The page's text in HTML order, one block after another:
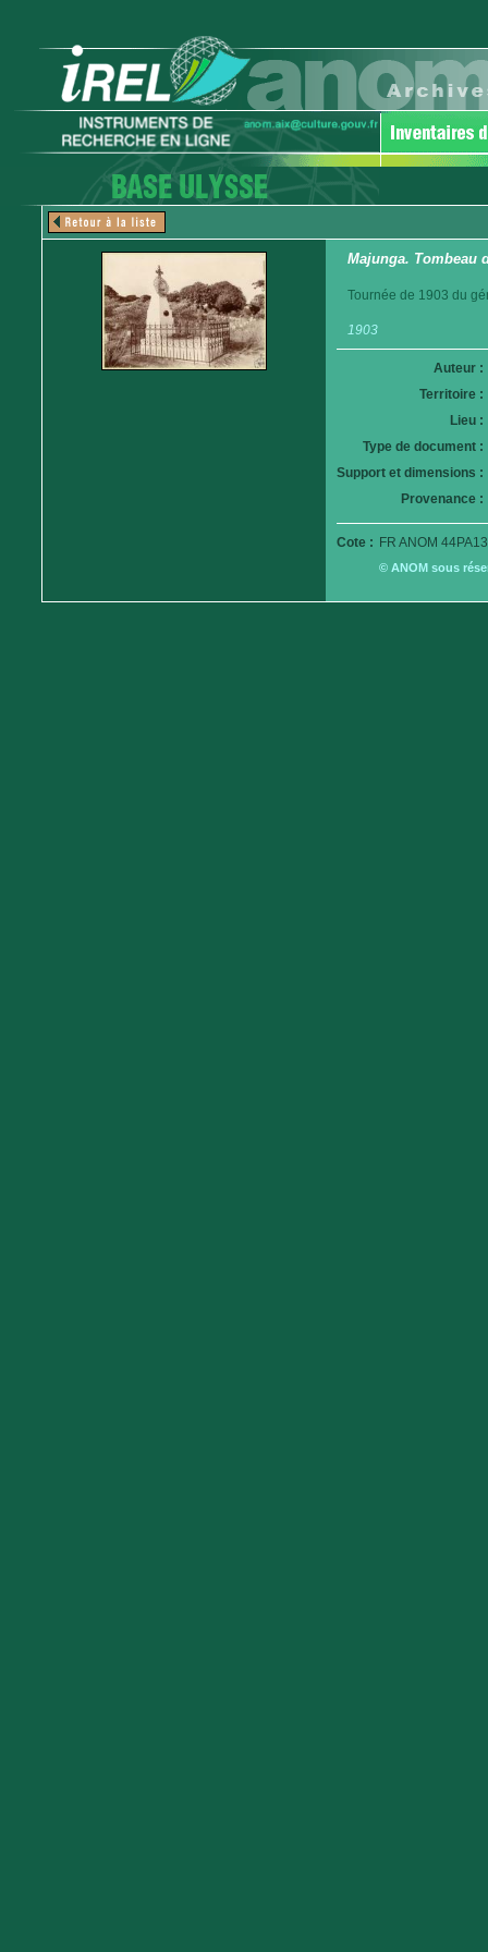
Majunga. Tombeau
Tournée de 1903 du
1903
Auteur :
Territoire :
Lieu :
Type de document :
Support et dimensions :
Provenance :
Cote : FR ANOM
© ANOM sous